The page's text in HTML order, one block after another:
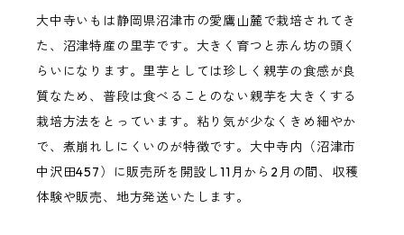
大中寺いもは静岡県沼津市の愛鷹山麓で栽培されてき
た、沼津特産の里芋です。大きく育つと赤ん坊の頭く
らいになります。里芋としては珍しく親芋の食感が良
質なため、普段は食べることのない親芋を大きくする
栽培方法をとっています。粘り気が少なくきめ細やか
で、煮崩れしにくいのが特徴です。大中寺内（沼津市
中沢田457）に販売所を開設し11月から2月の間、収穫
体験や販売、地方発送いたします。